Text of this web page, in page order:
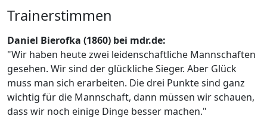
Trainerstimmen
Daniel Bierofka (1860) bei mdr.de:
"Wir haben heute zwei leidenschaftliche Mannschaften
gesehen. Wir sind der glückliche Sieger. Aber Glück
muss man sich erarbeiten. Die drei Punkte sind ganz
wichtig für die Mannschaft, dann müssen wir schauen,
dass wir noch einige Dinge besser machen."